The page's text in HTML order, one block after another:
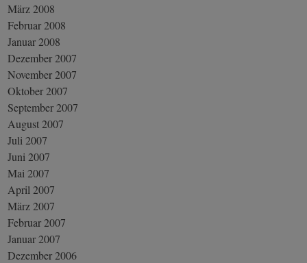
März 2008
Februar 2008
Januar 2008
Dezember 2007
November 2007
Oktober 2007
September 2007
August 2007
Juli 2007
Juni 2007
Mai 2007
April 2007
März 2007
Februar 2007
Januar 2007
Dezember 2006